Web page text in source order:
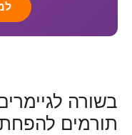
בשורה
תורמים